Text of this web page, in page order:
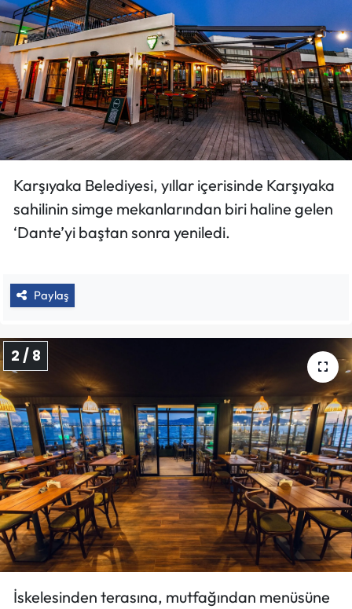
Karşıyaka Belediyesi, yıllar içerisinde Karşıyaka
sahilinin simge mekanlarından biri haline gelen
‘Dante’yi baştan sonra yeniledi.
Paylaş
2 / 8
İskelesinden terasına, mutfağından menüsüne